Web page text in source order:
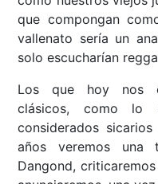
que compongan
vallenato sería un
solo escucharían
Los que hoy nos
clásicos, como lo
considerados
años veremos una
Dangond,